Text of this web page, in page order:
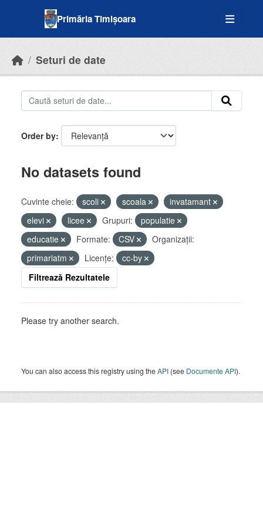
Primăria Timișoara
Seturi de date
Order by
No datasets found
Cuvinte cheie: scoli scoala
invatamant
elevi
licee Grupuri:
populatie
educatie
Formate: CSV
Organizații:
primariatm
Licenţe:
cc-by
Filtrează Rezultatele
Please try another search.
You can also access this registry using theAPI (see Documente API).